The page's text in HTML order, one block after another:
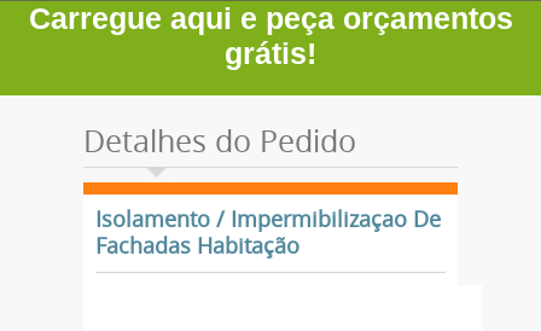
Carregue aqui e peça orçamentos
grátis!
Detalhes do Pedido
Isolamento / Impermibilizaçao De
Fachadas Habitação